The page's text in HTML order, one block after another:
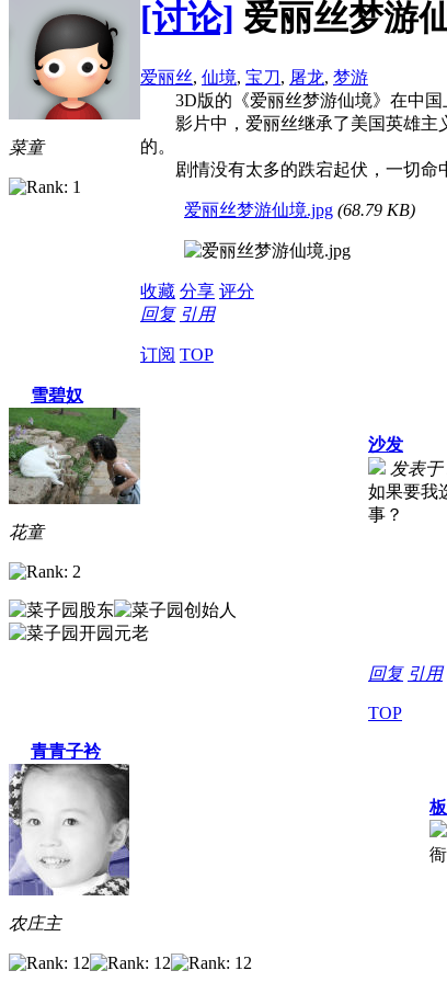
菜童
[讨论] 爱丽丝梦游
爱丽丝, 仙境, 宝刀, 屠龙, 梦游
3D版的《爱丽丝梦游仙境》在中国
影片中，爱丽丝继承了美国英雄主义
的。
剧情没有太多的跌宕起伏，一切命
爱丽丝梦游仙境.jpg (68.79 KB)
收藏 分享 评分
回复 引用
订阅 TOP
雪碧奴
花童
沙发
发表于
如果要我
事？
回复 引用
TOP
青青子衿
农庄主